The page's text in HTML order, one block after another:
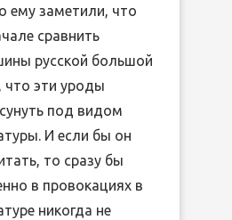
ему заметили, что
сравнить
русской большой
что эти уроды
под видом
И если бы он
то сразу бы
в провокациях в
никогда не